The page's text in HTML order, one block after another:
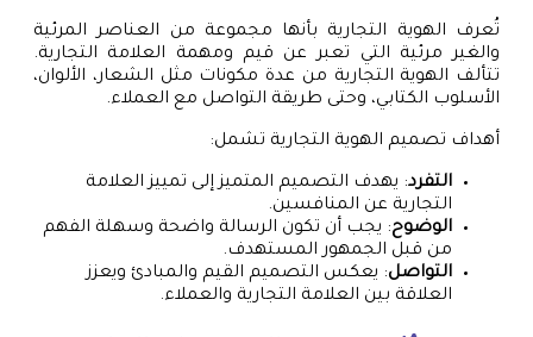
تُعرف الهوية التجارية بأنها مجموعة من العناصر المرئية
والغير مرئية التي تعبر عن قيم ومهمة العلامة التجارية.
تتألف الهوية التجارية من عدة مكونات مثل الشعار، الألوان،
الأسلوب الكتابي، وحتى طريقة التواصل مع العملاء.
أهداف تصميم الهوية التجارية تشمل:
التفرد: يهدف التصميم المتميز إلى تمييز العلامة
التجارية عن المنافسين.
الوضوح: يجب أن تكون الرسالة واضحة وسهلة الفهم
من قبل الجمهور المستهدف.
التواصل: يعكس التصميم القيم والمبادئ ويعزز
العلاقة بين العلامة التجارية والعملاء.